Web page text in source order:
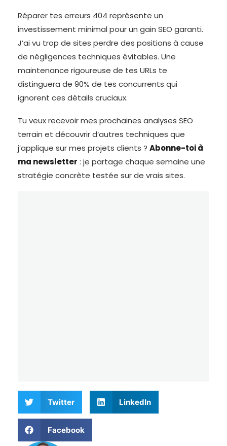
Réparer tes erreurs 404 représente un
investissement minimal pour un gain SEO garanti.
J’ai vu trop de sites perdre des positions à cause
de négligences techniques évitables. Une
maintenance rigoureuse de tes URLs te
distinguera de 90% de tes concurrents qui
ignorent ces détails cruciaux.
Tu veux recevoir mes prochaines analyses SEO
terrain et découvrir d’autres techniques que
j’applique sur mes projets clients ? Abonne-toi à
ma newsletter : je partage chaque semaine une
stratégie concrète testée sur de vrais sites.
Twitter LinkedIn
Facebook